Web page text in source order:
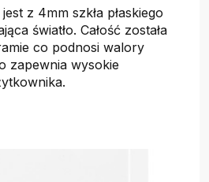
z 4mm szkła płaskiego
światło. Całość została
co podnosi walory
zapewnia wysokie